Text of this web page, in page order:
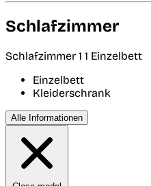
Schlafzimmer
Schlafzimmer 1 1 Einzelbett
Einzelbett
Kleiderschrank
Alle Informationen